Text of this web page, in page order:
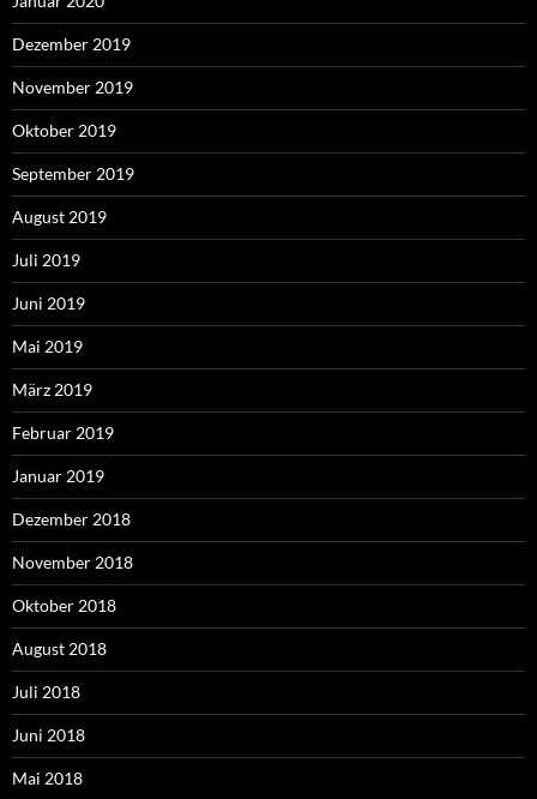
Dezember 2019
November 2019
Oktober 2019
September 2019
August 2019
Juli 2019
Juni 2019
Mai 2019
März 2019
Februar 2019
Januar 2019
Dezember 2018
November 2018
Oktober 2018
August 2018
Juli 2018
Juni 2018
Mai 2018